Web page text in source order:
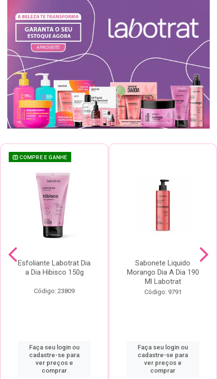
COMPRE E GANHE
Esfoliante Labotrat Dia
a Dia Hibisco 150g
Código: 23809
Faça seu login ou
cadastre-se para
ver preços e
comprar
Sabonete Liquido
Morango Dia A Dia 190
Ml Labotrat
Código: 9791
Faça seu login ou
cadastre-se para
ver preços e
comprar